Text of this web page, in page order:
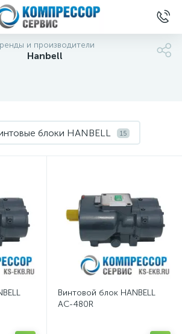
и производители
Hanbell
блоки HANBELL 15
Винтовой блок HANBELL
AC-480R